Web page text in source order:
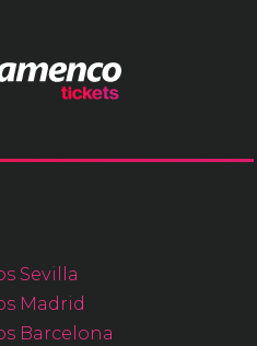
Sevilla
Madrid
Barcelona